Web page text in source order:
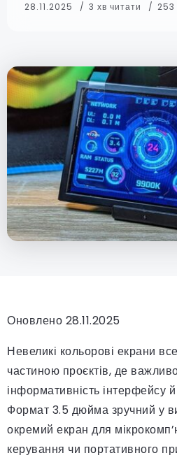
28.11.2025 3 хв читати 253
Оновлено 28.11.2025
Невеликі кольорові екрани
частиною проєктів, де
інформативність інтерфейсу
Формат 3.5 дюйма зручний у
окремий екран для
керування чи портативного